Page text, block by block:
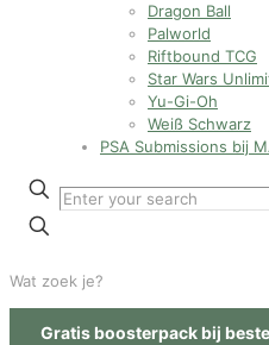
Dragon Ball
Palworld
Riftbound TCG
Star Wars
Yu-Gi-Oh
Weiß Schwarz
PSA Submissions bij
Wat zoek je?
Gratis boosterpack bij